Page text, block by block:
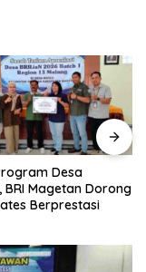
Desa
BRI Magetan Dorong
Berprestasi